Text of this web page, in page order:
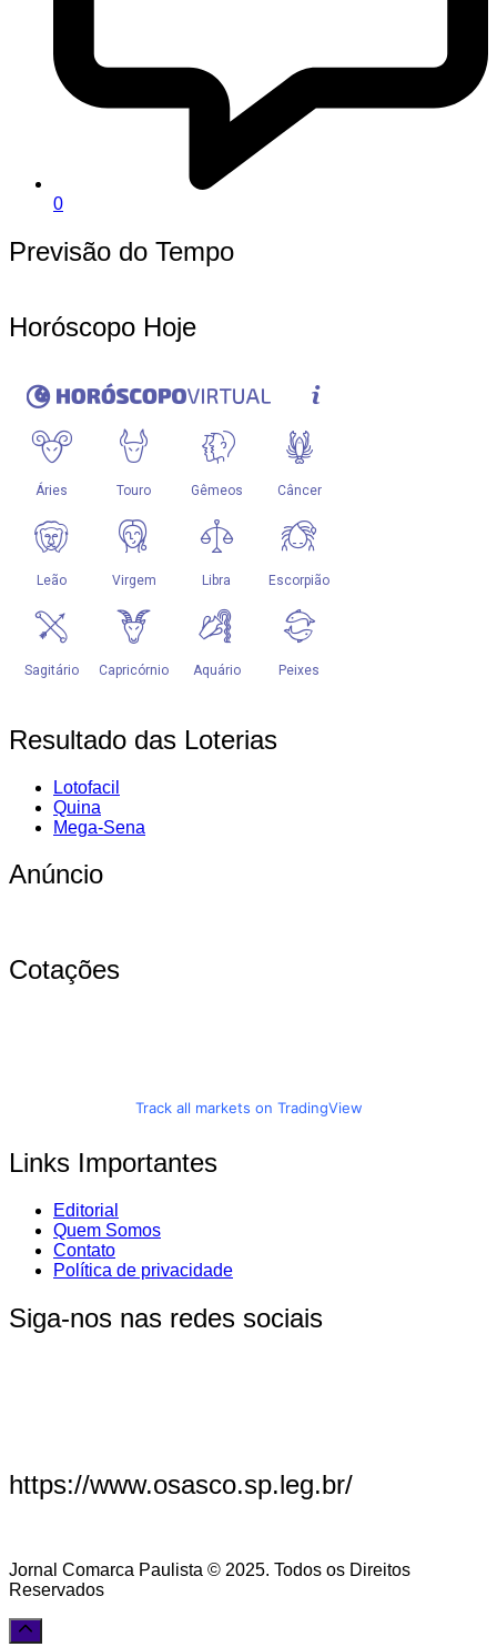
0
Previsão do Tempo
Horóscopo Hoje
Resultado das Loterias
Lotofacil
Quina
Mega-Sena
Anúncio
Cotações
Track all markets on TradingView
Links Importantes
Editorial
Quem Somos
Contato
Política de privacidade
Siga-nos nas redes sociais
https://www.osasco.sp.leg.br/
Jornal Comarca Paulista © 2025. Todos os Direitos
Reservados